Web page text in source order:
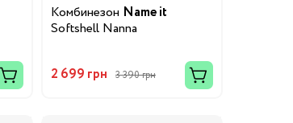
Комбинезон Name it
Softshell Nanna
2 699 грн 3 390 грн